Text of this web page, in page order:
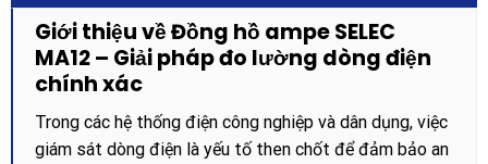
Giới thiệu về Đồng hồ ampe SELEC
MA12 – Giải pháp đo lường dòng điện
chính xác
Trong các hệ thống điện công nghiệp và dân dụng, việc
giám sát dòng điện là yếu tố then chốt để đảm bảo an